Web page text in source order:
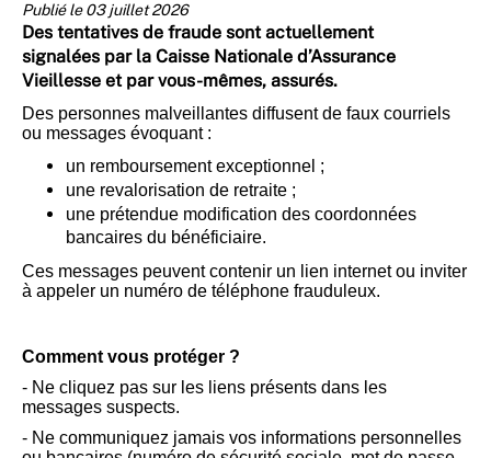
Publié le 03 juillet 2026
Des tentatives de fraude sont actuellement
signalées par la Caisse Nationale d’Assurance
Vieillesse et par vous-mêmes, assurés.
Des personnes malveillantes diffusent de faux courriels
ou messages évoquant :
un remboursement exceptionnel ;
une revalorisation de retraite ;
une prétendue modification des coordonnées
bancaires du bénéficiaire.
Ces messages peuvent contenir un lien internet ou inviter
à appeler un numéro de téléphone frauduleux.
Comment vous protéger ?
- Ne cliquez pas sur les liens présents dans les
messages suspects.
- Ne communiquez jamais vos informations personnelles